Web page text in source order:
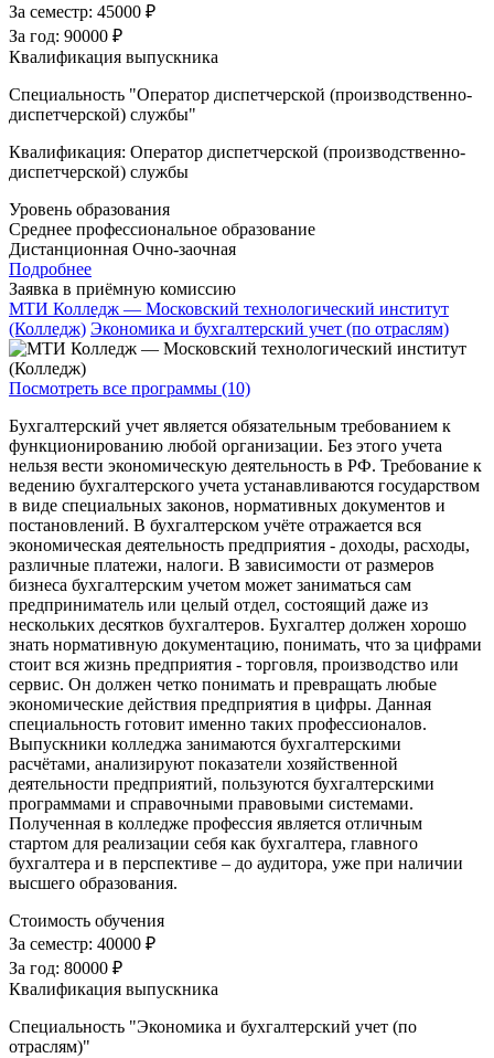
За семестр: 45000 ₽
За год: 90000 ₽
Квалификация выпускника
Специальность "Оператор диспетчерской (производственно-
диспетчерской) службы"
Квалификация: Оператор диспетчерской (производственно-
диспетчерской) службы
Уровень образования
Среднее профессиональное образование
Дистанционная Очно-заочная
Подробнее
Заявка в приёмную комиссию
МТИ Колледж — Московский технологический институт
(Колледж) Экономика и бухгалтерский учет (по отраслям)
Посмотреть все программы (10)
Бухгалтерский учет является обязательным требованием к
функционированию любой организации. Без этого учета
нельзя вести экономическую деятельность в РФ. Требование к
ведению бухгалтерского учета устанавливаются государством
в виде специальных законов, нормативных документов и
постановлений. В бухгалтерском учёте отражается вся
экономическая деятельность предприятия - доходы, расходы,
различные платежи, налоги. В зависимости от размеров
бизнеса бухгалтерским учетом может заниматься сам
предприниматель или целый отдел, состоящий даже из
нескольких десятков бухгалтеров. Бухгалтер должен хорошо
знать нормативную документацию, понимать, что за цифрами
стоит вся жизнь предприятия - торговля, производство или
сервис. Он должен четко понимать и превращать любые
экономические действия предприятия в цифры. Данная
специальность готовит именно таких профессионалов.
Выпускники колледжа занимаются бухгалтерскими
расчётами, анализируют показатели хозяйственной
деятельности предприятий, пользуются бухгалтерскими
программами и справочными правовыми системами.
Полученная в колледже профессия является отличным
стартом для реализации себя как бухгалтера, главного
бухгалтера и в перспективе – до аудитора, уже при наличии
высшего образования.
Стоимость обучения
За семестр: 40000 ₽
За год: 80000 ₽
Квалификация выпускника
Специальность "Экономика и бухгалтерский учет (по
отраслям)"